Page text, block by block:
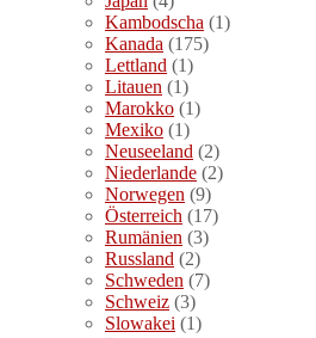
Kambodscha (1)
Kanada (175)
Lettland (1)
Litauen (1)
Marokko (1)
Mexiko (1)
Neuseeland (2)
Niederlande (2)
Norwegen (9)
Österreich (17)
Rumänien (3)
Russland (2)
Schweden (7)
Schweiz (3)
Slowakei (1)